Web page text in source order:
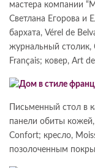
мастера компании
Светлана Егорова и
бархата, Vérel de
журнальный столик,
Français; ковер, Art
Письменный стол в
панели обиты
Confort; кресло,
позолоченным